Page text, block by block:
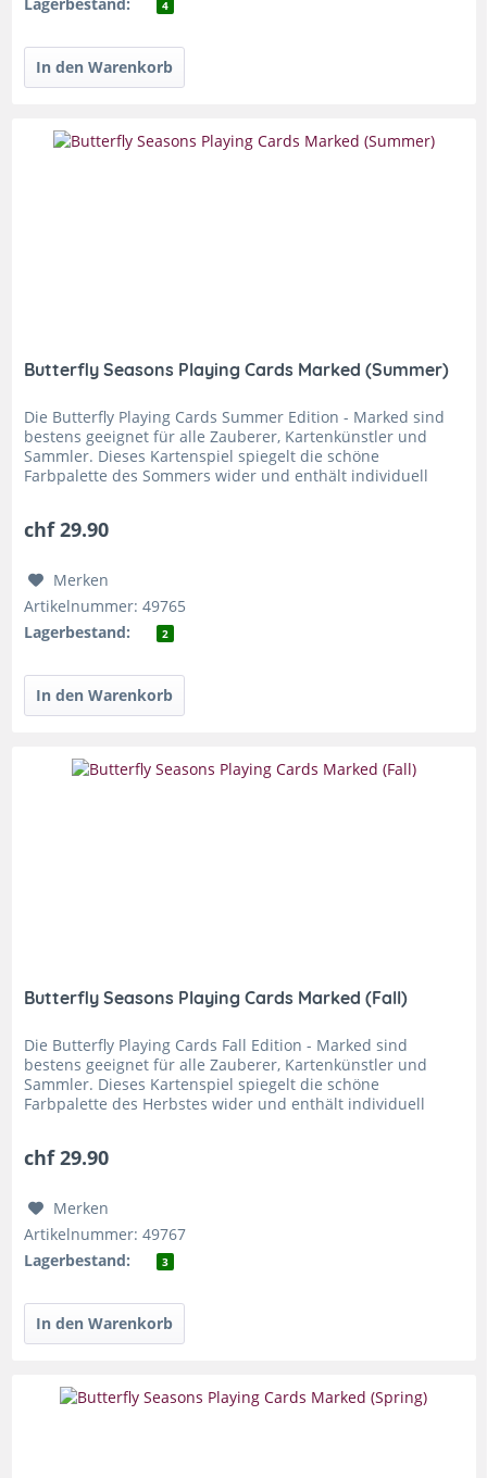
4
Butterfly Seasons Playing Cards Marked (Summer)
Die Butterfly Playing Cards Summer Edition - Marked sind
bestens geeignet für alle Zauberer, Kartenkünstler und
Sammler. Dieses Kartenspiel spiegelt die schöne
Farbpalette des Sommers wider und enthält individuell
chf 29.90
Merken
Artikelnummer: 49765
Lagerbestand:
2
Butterfly Seasons Playing Cards Marked (Fall)
Die Butterfly Playing Cards Fall Edition - Marked sind
bestens geeignet für alle Zauberer, Kartenkünstler und
Sammler. Dieses Kartenspiel spiegelt die schöne
Farbpalette des Herbstes wider und enthält individuell
chf 29.90
Merken
Artikelnummer: 49767
Lagerbestand:
3